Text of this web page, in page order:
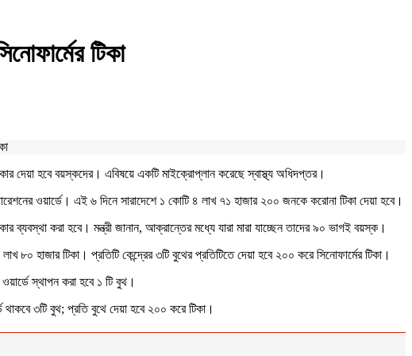
টিকা
দেয়া হবে বয়স্কদের। এবিষয়ে একটি মাইক্রোপ্লান করেছে স্বাস্থ্য অধিদপ্তর।
ওয়ার্ডে। এই ৬ দিনে সারাদেশে ১ কোটি ৪ লাখ ৭১ হাজার ২০০ জনকে করোনা টিকা দেয়া হবে।
ব্যবস্থা করা হবে। মন্ত্রী জানান, আক্রান্তের মধ্যে যারা মারা যাচ্ছেন তাদের ৯০ ভাগই বয়স্ক।
৮০ হাজার টিকা। প্রতিটি কেন্দ্রের ৩টি বুথের প্রতিটিতে দেয়া হবে ২০০ করে সিনোফার্মের টিকা।
স্থাপন করা হবে ১ টি বুথ।
থাকবে ৩টি বুথ; প্রতি বুথে দেয়া হবে ২০০ করে টিকা।